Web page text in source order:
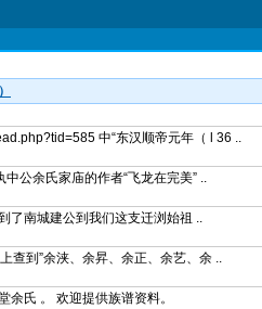
中“东汉顺帝元年（ l 36 ..
公余氏家庙的作者“飞龙在完美” ..
了南城建公到我们这支迁浏始祖 ..
查到”余浃、余昇、余正、余艺、余 ..
余氏 。 欢迎提供族谱资料。